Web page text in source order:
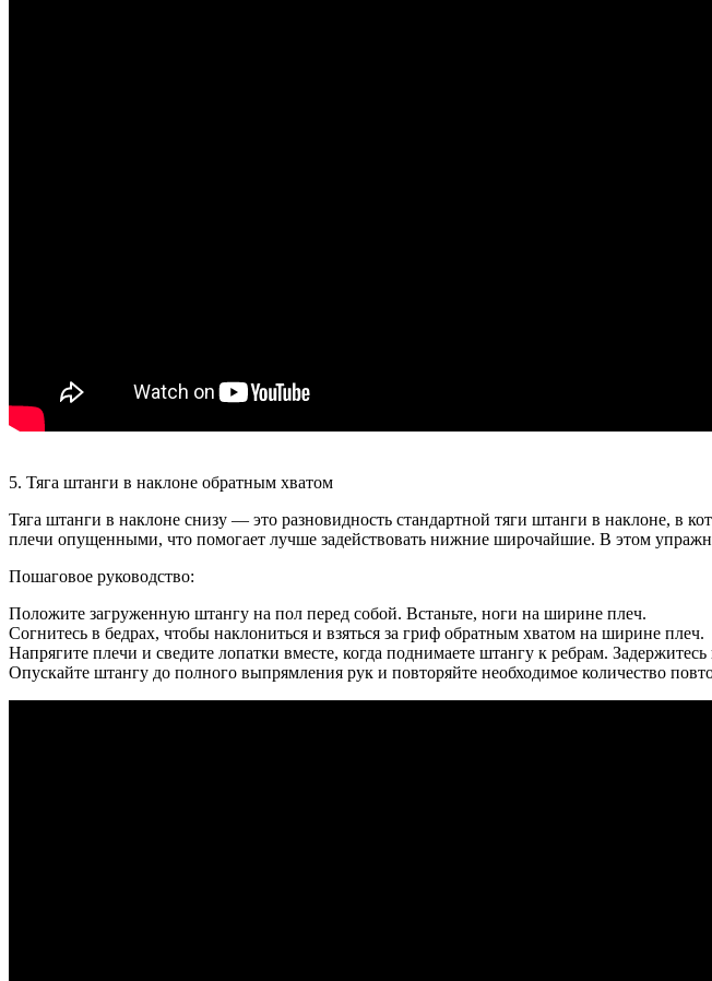
5. Тяга штанги в наклоне обратным хватом
Тяга штанги в наклоне снизу — это разновидность стандартной тяги штанги в наклоне, в
плечи опущенными, что помогает лучше задействовать нижние широчайшие. В этом
Пошаговое руководство:
Положите загруженную штангу на пол перед собой. Встаньте, ноги на ширине плеч.
Согнитесь в бедрах, чтобы наклониться и взяться за гриф обратным хватом на ширине плеч.
Напрягите плечи и сведите лопатки вместе, когда поднимаете штангу к ребрам.
Опускайте штангу до полного выпрямления рук и повторяйте необходимое количество